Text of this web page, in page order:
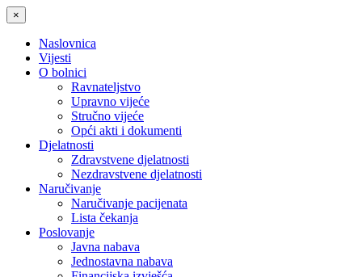
×
Naslovnica
Vijesti
O bolnici
Ravnateljstvo
Upravno vijeće
Stručno vijeće
Opći akti i dokumenti
Djelatnosti
Zdravstvene djelatnosti
Nezdravstvene djelatnosti
Naručivanje
Naručivanje pacijenata
Lista čekanja
Poslovanje
Javna nabava
Jednostavna nabava